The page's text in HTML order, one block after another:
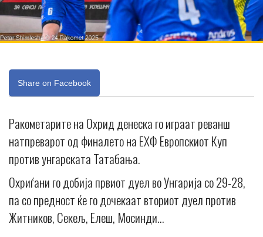
Share on Facebook
Ракометарите на Охрид денеска го играат реванш
натпреварот од финалето на ЕХФ Европскиот Куп
против унгарската Татабања.
Охриѓани го добија првиот дуел во Унгарија со 29-28,
па со предност ќе го дочекаат вториот дуел против
Житников, Секељ, Елеш, Мосинди…